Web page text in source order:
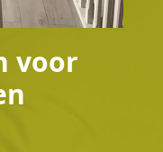
voor